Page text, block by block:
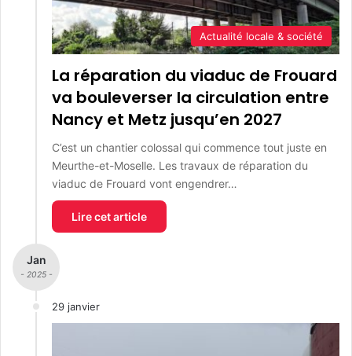
Actualité locale & société
La réparation du viaduc de Frouard
va bouleverser la circulation entre
Nancy et Metz jusqu’en 2027
C’est un chantier colossal qui commence tout juste en
Meurthe-et-Moselle. Les travaux de réparation du
viaduc de Frouard vont engendrer…
Lire cet article
Jan
- 2025 -
29 janvier